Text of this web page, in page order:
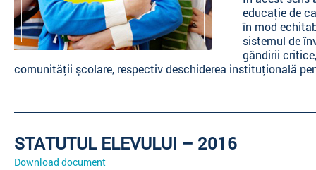
educaţie de
în mod
sistemul de
gândirii
comunităţii şcolare, respectiv deschiderea instituţională
STATUTUL ELEVULUI – 2016
Download document